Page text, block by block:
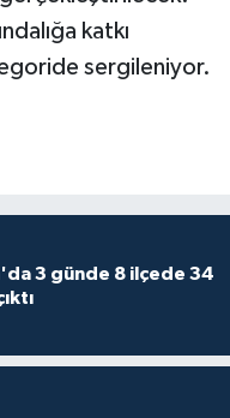
katkı
sergileniyor.
3 günde 8 ilçede 34